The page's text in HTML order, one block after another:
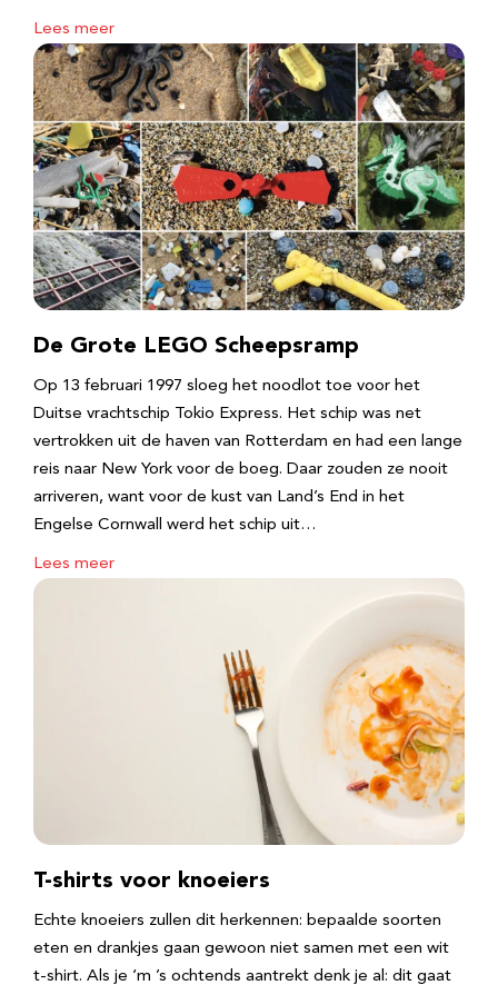
Lees meer
De Grote LEGO Scheepsramp
Op 13 februari 1997 sloeg het noodlot toe voor het
Duitse vrachtschip Tokio Express. Het schip was net
vertrokken uit de haven van Rotterdam en had een lange
reis naar New York voor de boeg. Daar zouden ze nooit
arriveren, want voor de kust van Land’s End in het
Engelse Cornwall werd het schip uit…
Lees meer
T-shirts voor knoeiers
Echte knoeiers zullen dit herkennen: bepaalde soorten
eten en drankjes gaan gewoon niet samen met een wit
t-shirt. Als je ‘m ’s ochtends aantrekt denk je al: dit gaat